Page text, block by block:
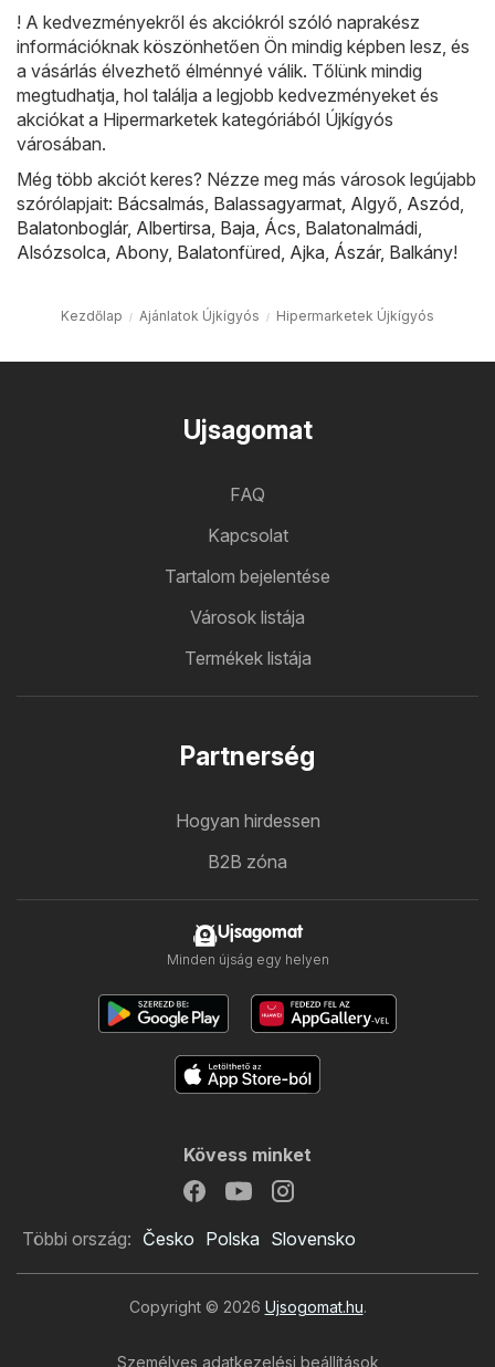
! A kedvezményekről és akciókról szóló naprakész
információknak köszönhetően Ön mindig képben lesz, és
a vásárlás élvezhető élménnyé válik. Tőlünk mindig
megtudhatja, hol találja a legjobb kedvezményeket és
akciókat a Hipermarketek kategóriából Újkígyós
városában.
Még több akciót keres? Nézze meg más városok legújabb
szórólapjait: Bácsalmás, Balassagyarmat, Algyő, Aszód,
Balatonboglár, Albertirsa, Baja, Ács, Balatonalmádi,
Alsózsolca, Abony, Balatonfüred, Ajka, Ászár, Balkány!
Kezdőlap Ajánlatok Újkígyós Hipermarketek Újkígyós
Ujsagomat
FAQ
Kapcsolat
Tartalom bejelentése
Városok listája
Termékek listája
Partnerség
Hogyan hirdessen
B2B zóna
Ujsagomat
Minden újság egy helyen
Kövess minket
Többi ország: Česko Polska Slovensko
Copyright © 2026 Ujsogomat.hu.
Személyes adatkezelési beállítások